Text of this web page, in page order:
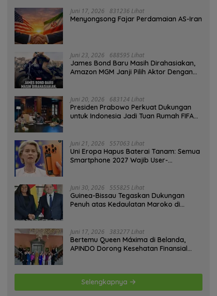
Juni 17, 2026 831236 Lihat
Menyongsong Fajar Perdamaian AS-Iran
Juni 23, 2026 688595 Lihat
James Bond Baru Masih Dirahasiakan,
Amazon MGM Janji Pilih Aktor Dengan
Juni 20, 2026 683124 Lihat
Presiden Prabowo Perkuat Dukungan
untuk Indonesia Jadi Tuan Rumah FIFA
Juni 21, 2026 557063 Lihat
Uni Eropa Hapus Baterai Tanam: Semua
Smartphone 2027 Wajib User-
Juni 30, 2026 555825 Lihat
Guinea-Bissau Tegaskan Dukungan
Penuh atas Kedaulatan Maroko di
Juni 17, 2026 383277 Lihat
Bertemu Queen Máxima di Belanda,
APINDO Dorong Kesehatan Finansial
Selengkapnya